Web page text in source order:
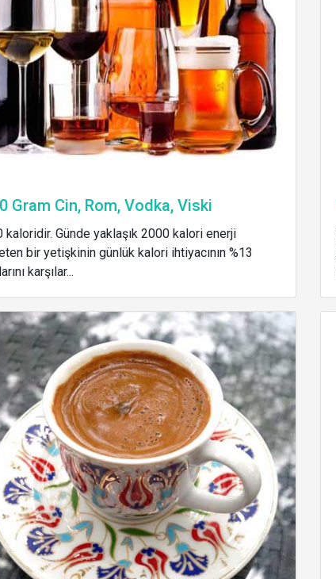
Gram Cin, Rom, Vodka, Viski
kaloridir. Günde yaklaşık 2000 kalori enerji
bir yetişkinin günlük kalori ihtiyacının %13
karşılar...